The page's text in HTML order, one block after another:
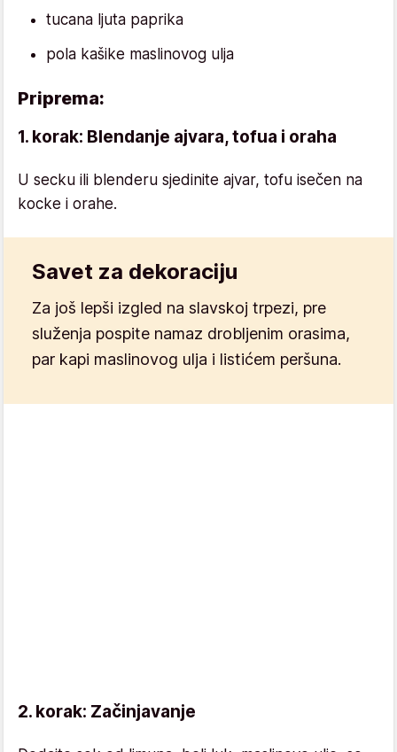
tucana ljuta paprika
pola kašike maslinovog ulja
Priprema:
1. korak: Blendanje ajvara, tofua i oraha
U secku ili blenderu sjedinite ajvar, tofu isečen na
kocke i orahe.
Savet za dekoraciju
Za još lepši izgled na slavskoj trpezi, pre
služenja pospite namaz drobljenim orasima,
par kapi maslinovog ulja i listićem peršuna.
2. korak: Začinjavanje